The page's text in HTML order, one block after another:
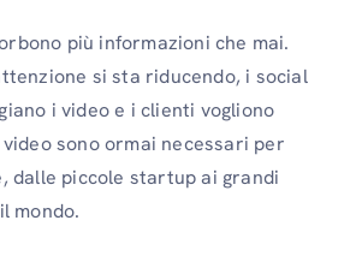
più informazioni che mai.
si sta riducendo, i social
i video e i clienti vogliono
sono ormai necessari per
dalle piccole startup ai grandi
mondo.